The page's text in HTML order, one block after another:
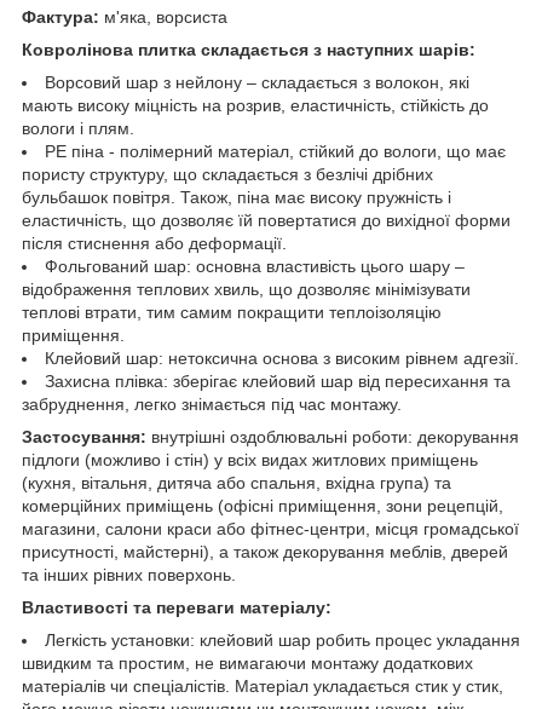
Фактура: м'яка, ворсиста
Ковролінова плитка складається з наступних шарів:
Ворсовий шар з нейлону – складається з волокон, які
мають високу міцність на розрив, еластичність, стійкість до
вологи і плям.
РЕ піна - полімерний матеріал, стійкий до вологи, що має
пористу структуру, що складається з безлічі дрібних
бульбашок повітря. Також, піна має високу пружність і
еластичність, що дозволяє їй повертатися до вихідної форми
після стиснення або деформації.
Фольгований шар: основна властивість цього шару –
відображення теплових хвиль, що дозволяє мінімізувати
теплові втрати, тим самим покращити теплоізоляцію
приміщення.
Клейовий шар: нетоксична основа з високим рівнем адгезії.
Захисна плівка: зберігає клейовий шар від пересихання та
забруднення, легко знімається під час монтажу.
Застосування: внутрішні оздоблювальні роботи: декорування
підлоги (можливо і стін) у всіх видах житлових приміщень
(кухня, вітальня, дитяча або спальня, вхідна група) та
комерційних приміщень (офісні приміщення, зони рецепцій,
магазини, салони краси або фітнес-центри, місця громадської
присутності, майстерні), а також декорування меблів, дверей
та інших рівних поверхонь.
Властивості та переваги матеріалу:
Легкість установки: клейовий шар робить процес укладання
швидким та простим, не вимагаючи монтажу додаткових
матеріалів чи спеціалістів. Матеріал укладається стик у стик,